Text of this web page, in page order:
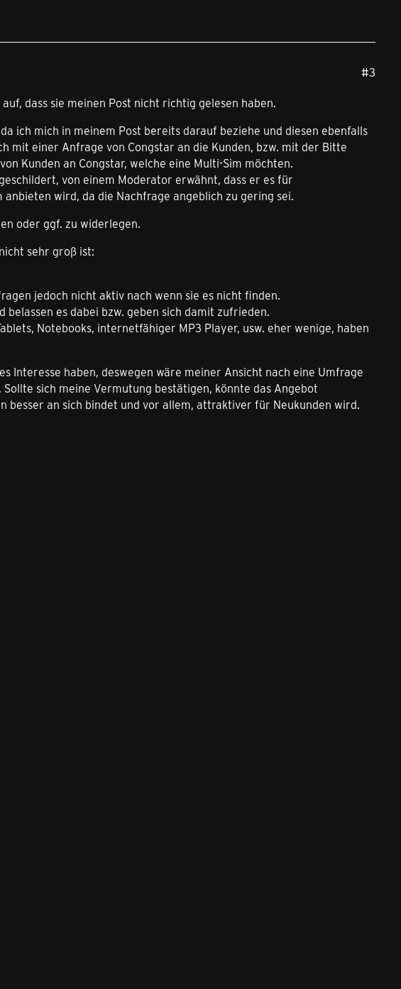
#3
dass sie meinen Post nicht richtig gelesen haben.
ich mich in meinem Post bereits darauf beziehe und diesen ebenfalls
mit einer Anfrage von Congstar an die Kunden, bzw. mit der Bitte
Kunden an Congstar, welche eine Multi-Sim möchten.
von einem Moderator erwähnt, dass er es für
wird, da die Nachfrage angeblich zu gering sei.
oder ggf. zu widerlegen.
sehr groß ist:
jedoch nicht aktiv nach wenn sie es nicht finden.
es dabei bzw. geben sich damit zufrieden.
Notebooks, internetfähiger MP3 Player, usw. eher wenige, haben
Interesse haben, deswegen wäre meiner Ansicht nach eine Umfrage
sich meine Vermutung bestätigen, könnte das Angebot
besser an sich bindet und vor allem, attraktiver für Neukunden wird.